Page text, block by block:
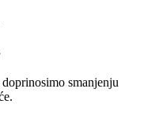
smanjenju